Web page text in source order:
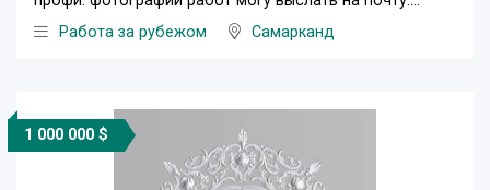
Работа за рубежом
Самарканд
1 000 000 $